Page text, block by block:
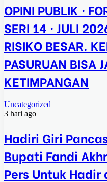
OPINI PUBLIK ·
SERI 14 · JULI
RISIKO BESAR.
PASURUAN BISA
KETIMPANGAN
Uncategorized
3 hari ago
Hadiri Giri
Bupati Fandi
Pers Untuk